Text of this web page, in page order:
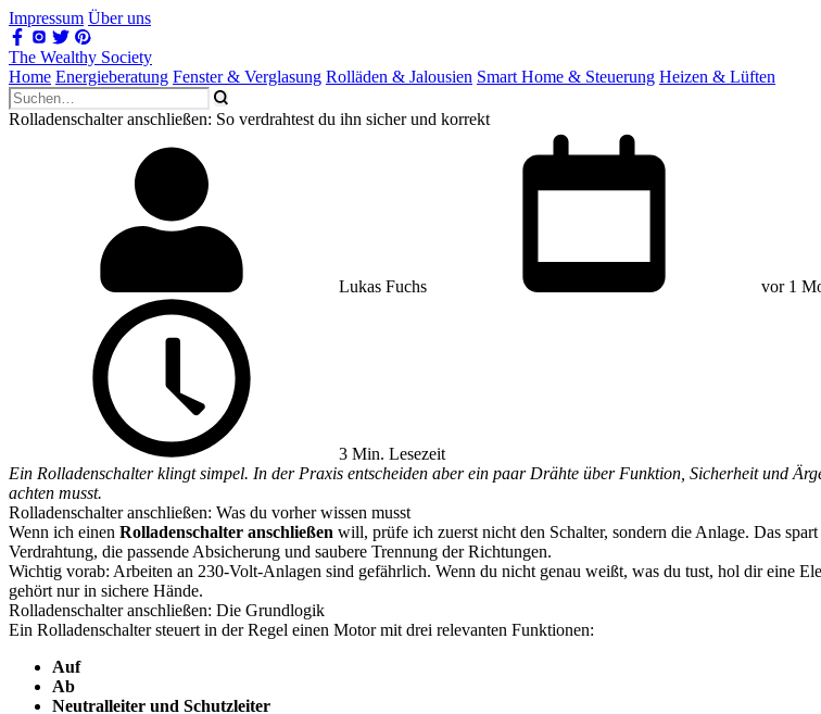
Impressum Über uns
The Wealthy Society
Home Energieberatung Fenster & Verglasung Rolläden & Jalousien Smart Home & Steuerung Heizen & Lüften
Rolladenschalter anschließen: So verdrahtest du ihn sicher und korrekt
Lukas Fuchs vor 1
3 Min. Lesezeit
Ein Rolladenschalter klingt simpel. In der Praxis entscheiden aber ein paar Drähte über Funktion, Sicherheit und
achten musst.
Rolladenschalter anschließen: Was du vorher wissen musst
Wenn ich einen Rolladenschalter anschließen will, prüfe ich zuerst nicht den Schalter, sondern die Anlage. Das
Verdrahtung, die passende Absicherung und saubere Trennung der Richtungen.
Wichtig vorab: Arbeiten an 230-Volt-Anlagen sind gefährlich. Wenn du nicht genau weißt, was du tust, hol dir eine
gehört nur in sichere Hände.
Rolladenschalter anschließen: Die Grundlogik
Ein Rolladenschalter steuert in der Regel einen Motor mit drei relevanten Funktionen:
Auf
Ab
Neutralleiter und Schutzleiter